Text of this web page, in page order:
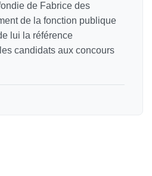
de Fabrice des
de la fonction publique
lui la référence
candidats aux concours